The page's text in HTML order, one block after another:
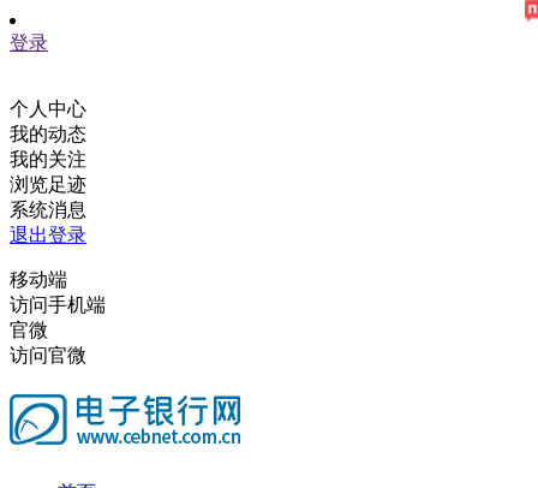
登录
个人中心
我的动态
我的关注
浏览足迹
系统消息
退出登录
移动端
访问手机端
官微
访问官微